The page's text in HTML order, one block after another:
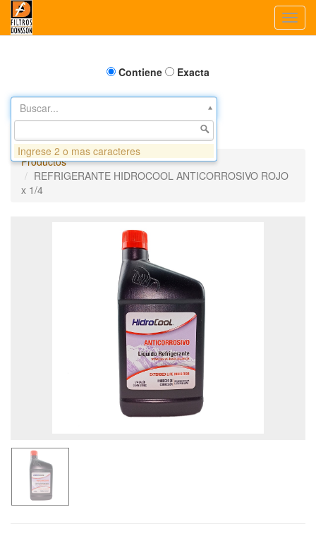
Contiene Exacta
Buscar...
Productos
REFRIGERANTE HIDROCOOL ANTICORROSIVO ROJO
x 1/4
Ingrese 2 o mas caracteres